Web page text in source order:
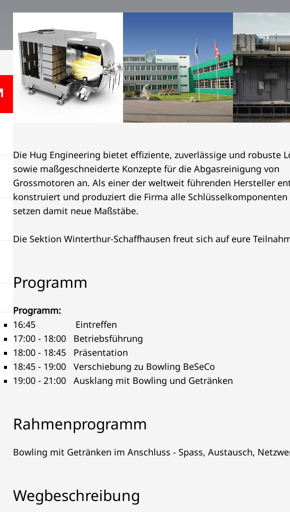
Die Hug Engineering bietet effiziente, zuverlässige und robuste
sowie maßgeschneiderte Konzepte für die Abgasreinigung von
Grossmotoren an. Als einer der weltweit führenden Hersteller
konstruiert und produziert die Firma alle
setzen damit neue Maßstäbe.
Die Sektion Winterthur-Schaffhausen freut sich auf eure
Programm
Programm:
16:45 Eintreffen
17:00 - 18:00 Betriebsführung
18:00 - 18:45 Präsentation
18:45 - 19:00 Verschiebung zu Bowling BeSeCo
19:00 - 21:00 Ausklang mit Bowling und Getränken
Rahmenprogramm
Bowling mit Getränken im Anschluss - Spass, Austausch,
Wegbeschreibung